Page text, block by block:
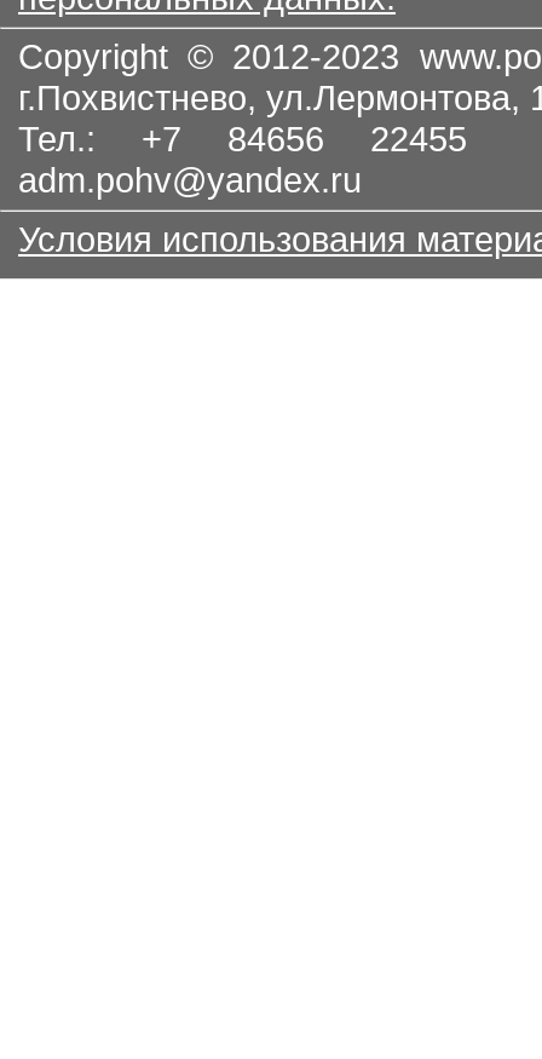
Copyright © 2012-2023
г.Похвистнево, ул.Лермонтова,
Тел.: +7 84656
adm.pohv@yandex.ru
Условия использования